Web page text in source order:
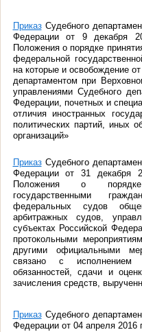
ПриказСудебного
Федерации от 9 декабря
Положения о порядке
федеральной
на которые и освобождение
департаментом при
управлениями Судебного
Федерации, почетных и
отличия иностранных
политических партий, иных
организаций»
ПриказСудебного
Федерации от 31
Положения о
государственными
федеральных судов
арбитражных судов,
субъектах Российской
протокольными
другими официальными
связано с исполнением
обязанностей, сдачи и
зачисления средств,
ПриказСудебного
Федерации от 04 апреля